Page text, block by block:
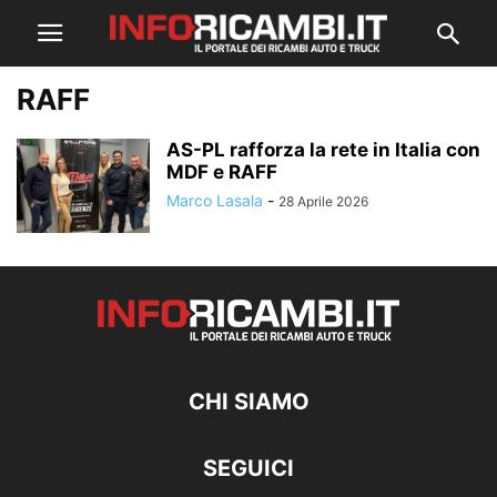
RAFF
AS-PL rafforza la rete in Italia con
MDF e RAFF
Marco Lasala - 28 Aprile 2026
CHI SIAMO
SEGUICI